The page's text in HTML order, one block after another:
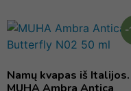
-
Namų kvapas iš Italijos.